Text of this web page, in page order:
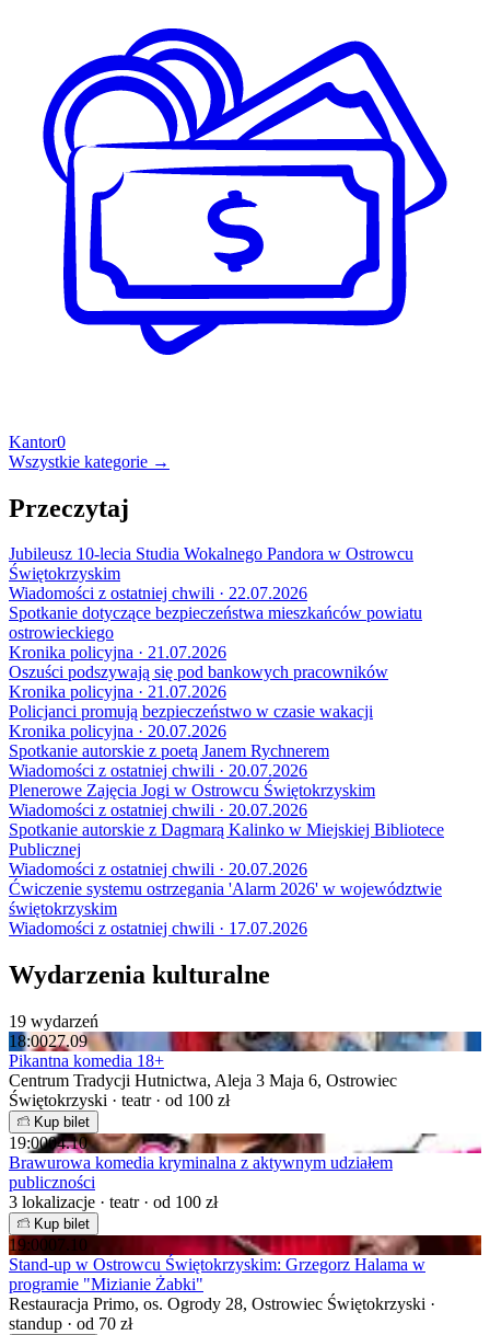
Kantor0
Wszystkie kategorie →
Przeczytaj
Jubileusz 10-lecia Studia Wokalnego Pandora w Ostrowcu
Świętokrzyskim
Wiadomości z ostatniej chwili · 22.07.2026
Spotkanie dotyczące bezpieczeństwa mieszkańców powiatu
ostrowieckiego
Kronika policyjna · 21.07.2026
Oszuści podszywają się pod bankowych pracowników
Kronika policyjna · 21.07.2026
Policjanci promują bezpieczeństwo w czasie wakacji
Kronika policyjna · 20.07.2026
Spotkanie autorskie z poetą Janem Rychnerem
Wiadomości z ostatniej chwili · 20.07.2026
Plenerowe Zajęcia Jogi w Ostrowcu Świętokrzyskim
Wiadomości z ostatniej chwili · 20.07.2026
Spotkanie autorskie z Dagmarą Kalinko w Miejskiej Bibliotece
Publicznej
Wiadomości z ostatniej chwili · 20.07.2026
Ćwiczenie systemu ostrzegania 'Alarm 2026' w województwie
świętokrzyskim
Wiadomości z ostatniej chwili · 17.07.2026
Wydarzenia kulturalne
19 wydarzeń
18:0027.09
Pikantna komedia 18+
Centrum Tradycji Hutnictwa, Aleja 3 Maja 6, Ostrowiec
Świętokrzyski · teatr · od 100 zł
Kup bilet
19:0004.10
Brawurowa komedia kryminalna z aktywnym udziałem
publiczności
3 lokalizacje · teatr · od 100 zł
Kup bilet
19:0007.10
Stand-up w Ostrowcu Świętokrzyskim: Grzegorz Halama w
programie "Mizianie Żabki"
Restauracja Primo, os. Ogrody 28, Ostrowiec Świętokrzyski ·
standup · od 70 zł